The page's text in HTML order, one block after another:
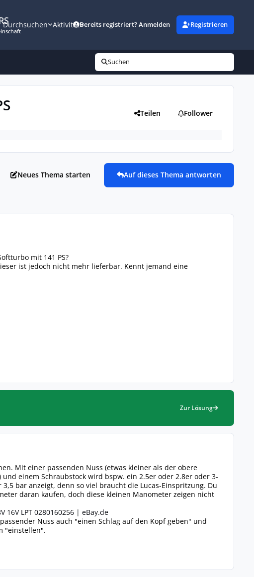
Durchsuchen AktivitätBereits registriert? Anmelden Registrieren
Suchen
Teilen Follower
Neues Thema starten Auf dieses Thema antworten
mit 141 PS?
ist jedoch nicht mehr lieferbar. Kennt jemand eine
Zur Lösung
Mit einer passenden Nuss (etwas kleiner als der obere
einem Schraubstock wird bspw. ein 2.5er oder 2.8er oder 3-
bar anzeigt, denn so viel braucht die Lucas-Einspritzung. Du
daran kaufen, doch diese kleinen Manometer zeigen nicht
16V LPT 0280160256 | eBay.de
Nuss auch "einen Schlag auf den Kopf geben" und
"einstellen".